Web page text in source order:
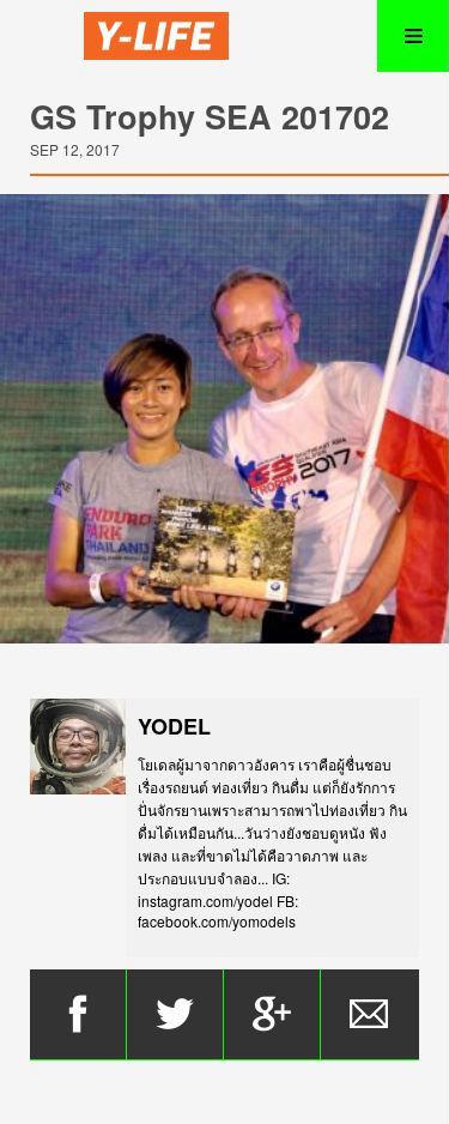
GS Trophy SEA 201702
SEP 12, 2017
YODEL
โยเดลผู้มาจากดาวอังคาร เราคือผู้ชื่นชอบ
เรื่องรถยนต์ ท่องเที่ยว กินดื่ม แต่ก็ยังรักการ
ปั่นจักรยานเพราะสามารถพาไปท่องเที่ยว กิน
ดื่มได้เหมือนกัน...วันว่างยังชอบดูหนัง ฟัง
เพลง และที่ขาดไม่ได้คือวาดภาพ และ
ประกอบแบบจำลอง... IG:
instagram.com/yodel FB:
facebook.com/yomodels